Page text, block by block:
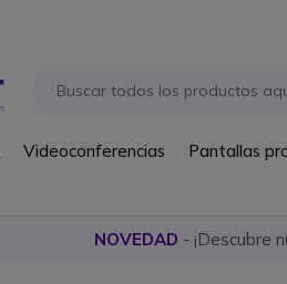
Videoconferencias Pantallas
NOVEDAD - ¡Descubre